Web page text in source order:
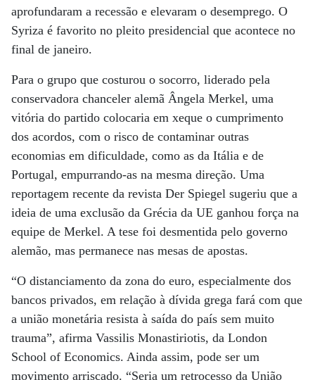
aprofundaram a recessão e elevaram o desemprego. O
Syriza é favorito no pleito presidencial que acontece no
final de janeiro.
Para o grupo que costurou o socorro, liderado pela
conservadora chanceler alemã Ângela Merkel, uma
vitória do partido colocaria em xeque o cumprimento
dos acordos, com o risco de contaminar outras
economias em dificuldade, como as da Itália e de
Portugal, empurrando-as na mesma direção. Uma
reportagem recente da revista Der Spiegel sugeriu que a
ideia de uma exclusão da Grécia da UE ganhou força na
equipe de Merkel. A tese foi desmentida pelo governo
alemão, mas permanece nas mesas de apostas.
“O distanciamento da zona do euro, especialmente dos
bancos privados, em relação à dívida grega fará com que
a união monetária resista à saída do país sem muito
trauma”, afirma Vassilis Monastiriotis, da London
School of Economics. Ainda assim, pode ser um
movimento arriscado. “Seria um retrocesso da União